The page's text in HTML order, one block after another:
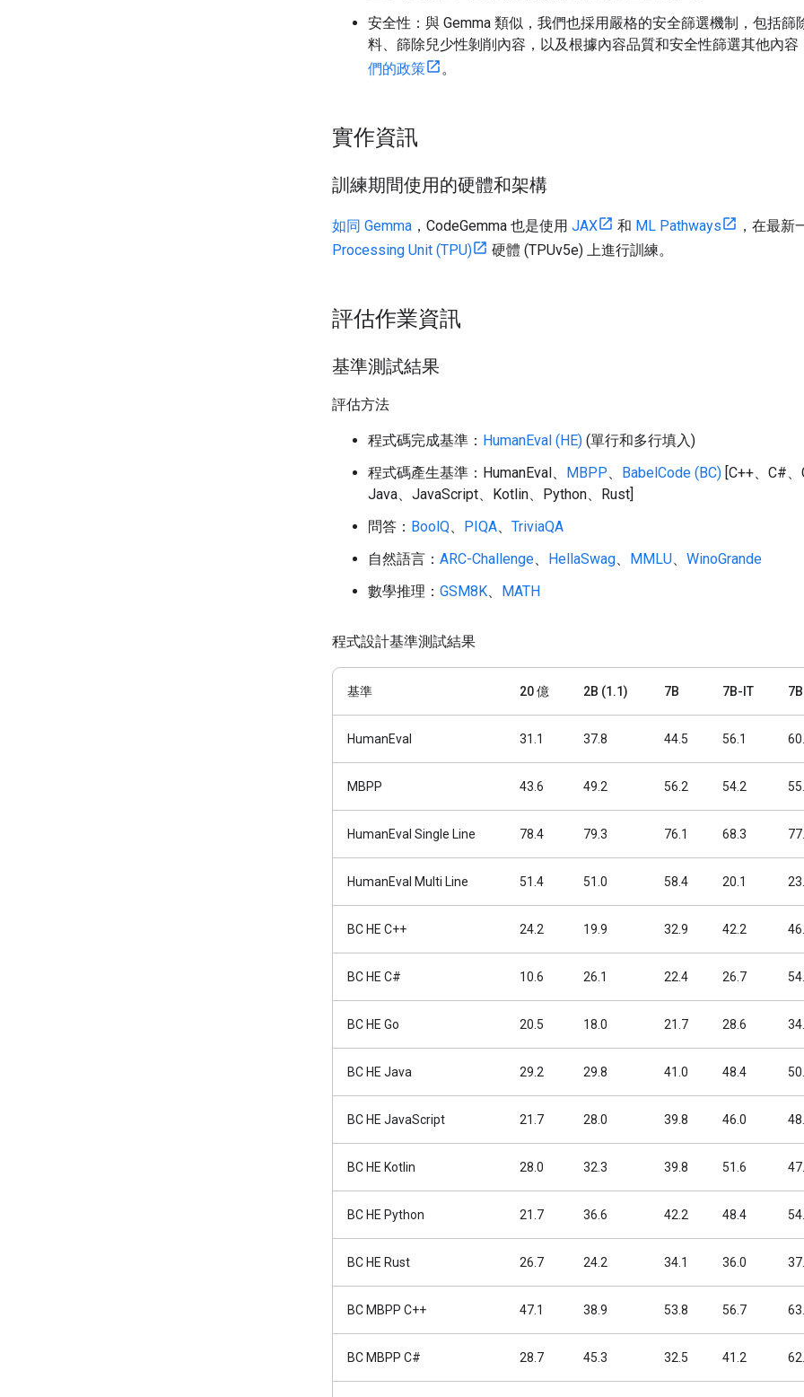
安全性：與 Gemma 類似，我們也採用嚴格的安全篩選機制，包括篩
料、篩除兒少性剝削內容，以及根據內容品質和安全性篩選其他內容
們的政策
。
實作資訊
訓練期間使用的硬體和架構
如同 Gemma ，CodeGemma 也是使用 JAX 和 ML Pathways ，在最新
Processing Unit (TPU)
硬體 (TPUv5e) 上進行訓練。
評估作業資訊
基準測試結果
評估方法
程式碼完成基準： HumanEval (HE) (單行和多行填入)
程式碼產生基準：HumanEval、 MBPP、 BabelCode (BC) [C++、C#、
Java、JavaScript、Kotlin、Python、Rust]
問答： BoolQ、 PIQA、 TriviaQA
自然語言： ARC-Challenge、 HellaSwag、 MMLU、 WinoGrande
數學推理： GSM8K、 MATH
程式設計基準測試結果
基準 20 億 2B (1.1) 7B 7B-IT
HumanEval 31.1 37.8 44.5 56.1
MBPP 43.6 49.2 56.2 54.2
HumanEval Single Line 78.4 79.3 76.1 68.3
HumanEval Multi Line 51.4 51.0 58.4 20.1
BC HE C++ 24.2 19.9 32.9 42.2
BC HE C# 10.6 26.1 22.4 26.7
BC HE Go 20.5 18.0 21.7 28.6
BC HE Java 29.2 29.8 41.0 48.4
BC HE JavaScript 21.7 28.0 39.8 46.0
BC HE Kotlin 28.0 32.3 39.8 51.6
BC HE Python 21.7 36.6 42.2 48.4
BC HE Rust 26.7 24.2 34.1 36.0
BC MBPP C++ 47.1 38.9 53.8 56.7
BC MBPP C# 28.7 45.3 32.5 41.2